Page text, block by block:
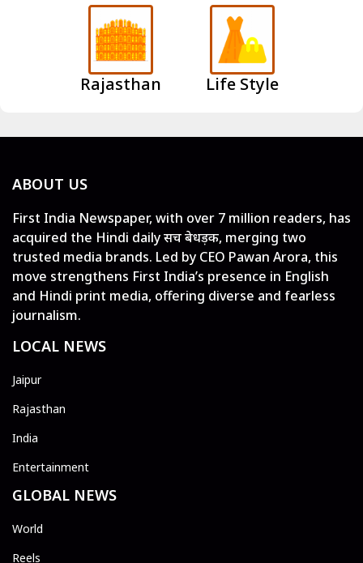
Rajasthan Life Style
ABOUT US
First India Newspaper, with over 7 million readers, has
acquired the Hindi daily सच बेधड़क, merging two
trusted media brands. Led by CEO Pawan Arora, this
move strengthens First India’s presence in English
and Hindi print media, offering diverse and fearless
journalism.
LOCAL NEWS
Jaipur
Rajasthan
India
Entertainment
GLOBAL NEWS
World
Reels